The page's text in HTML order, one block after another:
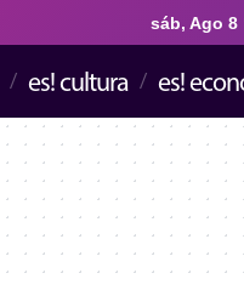
sáb, Ago 8
es! cultura es!